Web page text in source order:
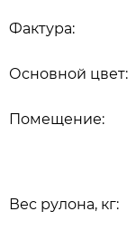
Вес рулона, кг:
Основной цвет:
Помещение:
Фактура: